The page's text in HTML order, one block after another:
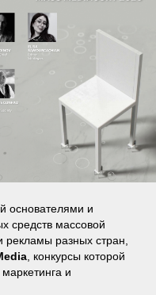
основателями и
средств массовой
разных стран,
, конкурсы которой
и